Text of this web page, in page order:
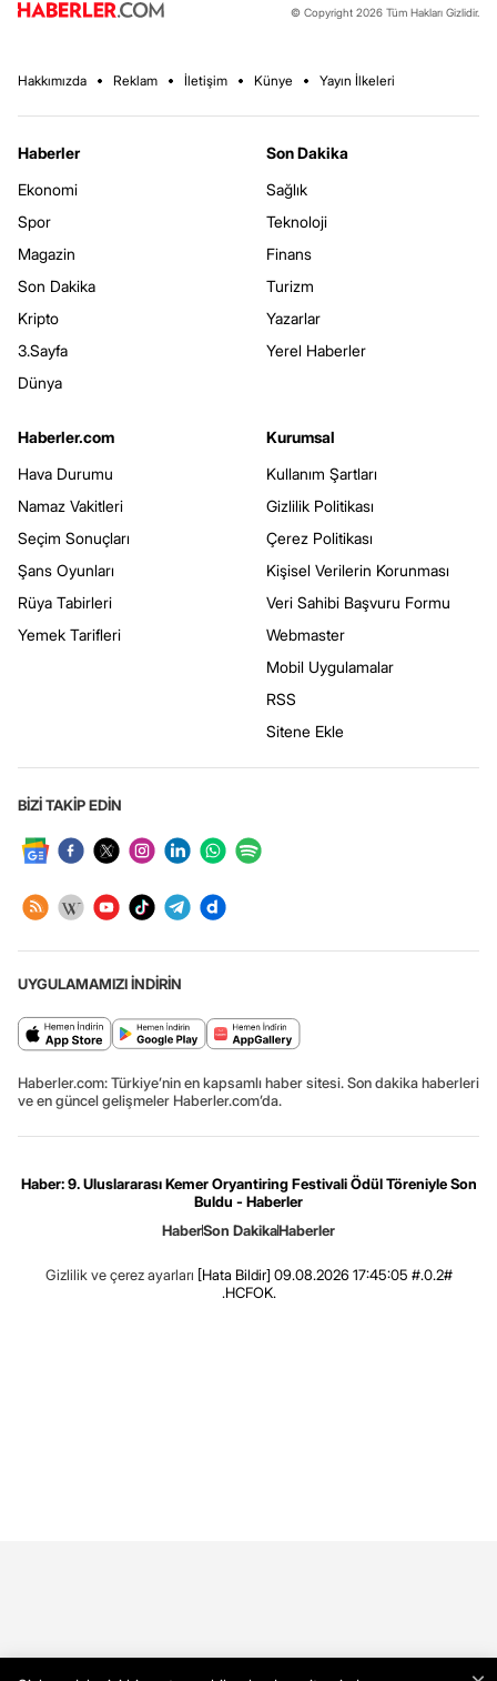
© Copyright 2026 Tüm Hakları Gizlidir.
Hakkımızda Reklam İletişim Künye Yayın İlkeleri
Haberler
Ekonomi
Spor
Magazin
Son Dakika
Kripto
3.Sayfa
Dünya
Son Dakika
Sağlık
Teknoloji
Finans
Turizm
Yazarlar
Yerel Haberler
Haberler.com
Hava Durumu
Namaz Vakitleri
Seçim Sonuçları
Şans Oyunları
Rüya Tabirleri
Yemek Tarifleri
Kurumsal
Kullanım Şartları
Gizlilik Politikası
Çerez Politikası
Kişisel Verilerin Korunması
Veri Sahibi Başvuru Formu
Webmaster
Mobil Uygulamalar
RSS
Sitene Ekle
BİZİ TAKİP EDİN
UYGULAMAMIZI İNDİRİN
Haberler.com: Türkiye’nin en kapsamlı haber sitesi. Son dakika haberleri
ve en güncel gelişmeler Haberler.com’da.
Haber: 9. Uluslararası Kemer Oryantiring Festivali Ödül Töreniyle Son
Buldu - Haberler
HaberSon DakikaHaberler
Gizlilik ve çerez ayarları [Hata Bildir] 09.08.2026 17:45:05 #.0.2#
.HCFOK.